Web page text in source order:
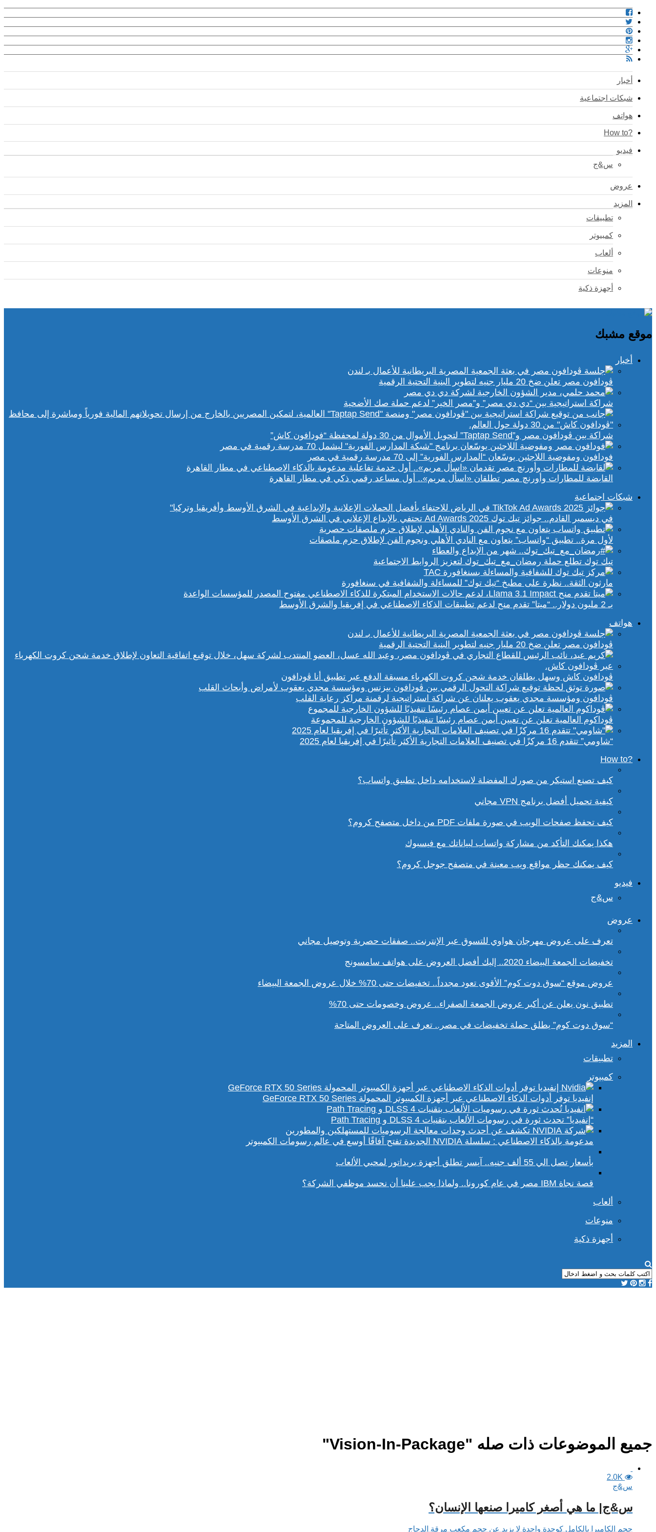
أخبار
شبكات اجتماعية
هواتف
?How to
فيديو
س&ج
عروض
المزيد
تطبيقات
كمبيوتر
ألعاب
منوعات
أجهزة ذكية
موقع مشبك
أخبار
ڤودافون مصر تعلن ضخ 20 مليار جنيه لتطوير البنية التحتية الرقمية
شراكة استراتيجية بين “دي دي مصر” و”مصر الخير” لدعم حملة صك الأضحية
شراكة بين ڤودافون مصر و”Taptap Send” لتحويل الأموال من 30 دولة لمحفظة “فودافون كاش”
فودافون ومفوضية اللاجئين يوسّعان “المدارس الفورية” إلى 70 مدرسة رقمية في مصر
القابضة للمطارات وأورنچ مصر تطلقان «اسأل مريم».. أول مساعد رقمي ذكي في مطار القاهرة
شبكات اجتماعية
في ديسمبر القادم.. جوائز تيك توك Ad Awards 2025 تحتفي بالإبداع الإعلاني في الشرق الأوسط
لأول مرة.. تطبيق “واتساب” يتعاون مع النادي الأهلي ونجوم الفن لإطلاق حزم ملصقات
تيك توك تطلع حملة رمضان_مع_تيك_توك لتعزيز الروابط الاجتماعية
مارثون الثقة.. نظرة على مطبخ “تيك توك” للمساءلة والشفافية في سنغافورة
بـ 2 مليون دولار.. “ميتا” تقدم منح لدعم تطبيقات الذكاء الاصطناعي في إفريقيا والشرق الأوسط
هواتف
ڤودافون مصر تعلن ضخ 20 مليار جنيه لتطوير البنية التحتية الرقمية
ڤودافون كاش وسهل يطلقان خدمة شحن كروت الكهرباء مسبقة الدفع عبر تطبيق أنا ڤودافون
ڤودافون ومؤسسة مجدي يعقوب يعلنان عن شراكة استراتيجية لرقمنة مراكز رعاية القلب
ڤوداكوم العالمية تعلن عن تعيين أيمن عصام رئيسًا تنفيذيًا للشؤون الخارجية للمجموعة
“شاومي” تتقدم 16 مركزًا في تصنيف العلامات التجارية الأكثر تأثيرًا في إفريقيا لعام 2025
?How to
كيف تصنع استيكر من صورك المفضلة لاستخدامه داخل تطبيق واتساب؟
كيفية تحميل أفضل برنامج VPN مجاني
كيف تحفظ صفحات الويب في صورة ملفات PDF من داخل متصفح كروم؟
هكذا يمكنك التأكد من مشاركة واتساب لبياناتك مع فيسبوك
كيف يمكنك حظر مواقع ويب معينة في متصفح جوجل كروم؟
فيديو
س&ج
عروض
تعرف على عروض مهرجان هواوي للتسوق عبر الإنترنت.. صفقات حصرية وتوصيل مجاني
تخفيضات الجمعة البيضاء 2020.. إليك أفضل العروض على هواتف سامسونج
عروض موقع “سوق دوت كوم” الأقوى تعود مجدداً.. تخفيضات حتى 70% خلال عروض الجمعة البيضاء
تطبيق نون يعلن عن أكبر عروض الجمعة الصفراء.. عروض وخصومات حتى 70%
“سوق دوت كوم” يطلق حملة تخفيضات في مصر.. تعرف على العروض المتاحة
المزيد
تطبيقات
كمبيوتر
إنفيديا توفر أدوات الذكاء الاصطناعي عبر أجهزة الكمبيوتر المحمولة GeForce RTX 50 Series
“إنفيديا” تحدث ثورة في رسومات الألعاب بتقنيات DLSS 4 و Path Tracing
مدعومة بالذكاء الاصطناعي : سلسلة NVIDIA الجديدة تفتح آفاقًا أوسع في عالم رسومات الكمبيوتر
بأسعار تصل الي 55 ألف جنيه.. آيسر تطلق أجهزة بريداتور لمحبي الألعاب
قصة نجاة IBM مصر في عام كورونا.. ولماذا يجب علينا أن نحسد موظفي الشركة؟
ألعاب
منوعات
أجهزة ذكية
جميع الموضوعات ذات صله "Vision-In-Package"
2.0K
س&ج
س&ج| ما هي أصغر كاميرا صنعها الإنسان؟
حجم الكاميرا بالكامل كوحدة واحدة لا يزيد عن حجم مكعب مرقة الدجاج